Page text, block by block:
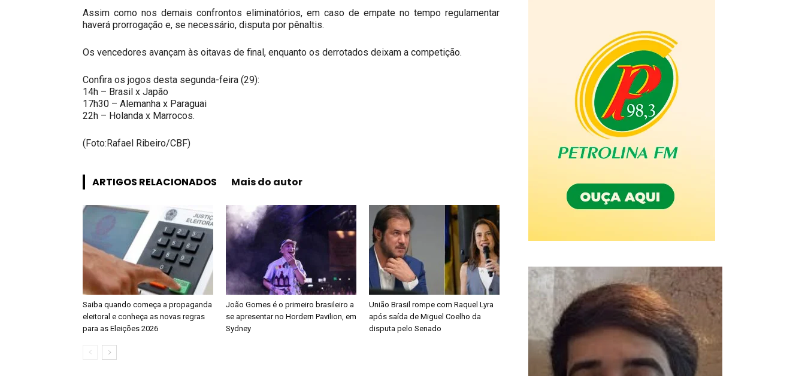
Assim como nos demais confrontos eliminatórios, em caso de empate no tempo regulamentar
haverá prorrogação e, se necessário, disputa por pênaltis.
Os vencedores avançam às oitavas de final, enquanto os derrotados deixam a competição.
Confira os jogos desta segunda-feira (29):
14h – Brasil x Japão
17h30 – Alemanha x Paraguai
22h – Holanda x Marrocos.
(Foto:Rafael Ribeiro/CBF)
ARTIGOS RELACIONADOS Mais do autor
Saiba quando começa a propaganda
eleitoral e conheça as novas regras
para as Eleições 2026
João Gomes é o primeiro brasileiro a
se apresentar no Hordern Pavilion, em
Sydney
União Brasil rompe com Raquel Lyra
após saída de Miguel Coelho da
disputa pelo Senado